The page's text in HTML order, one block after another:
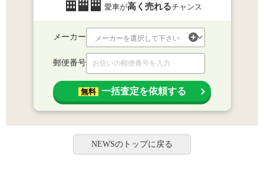
愛車が高く売れるチャンス
メーカー
郵便番号
無料 一括査定を依頼する
NEWSのトップに戻る